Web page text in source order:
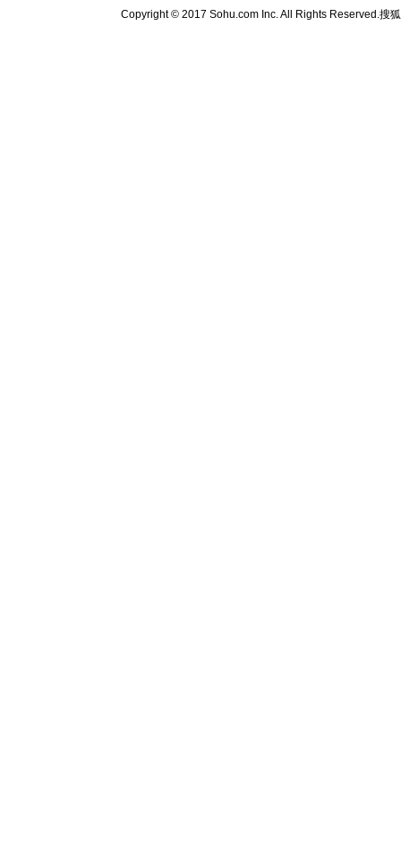
Copyright © 2017 Sohu.com Inc. All Rights Reserved.搜